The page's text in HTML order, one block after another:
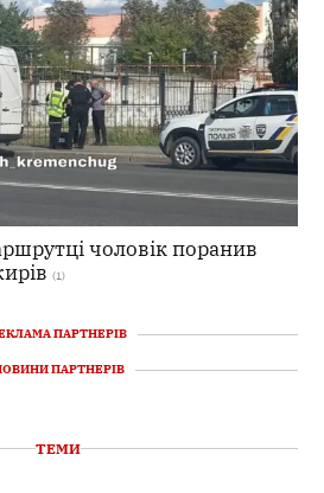
чоловік поранив
(1)
ПАРТНЕРІВ
ПАРТНЕРІВ
ТЕМИ